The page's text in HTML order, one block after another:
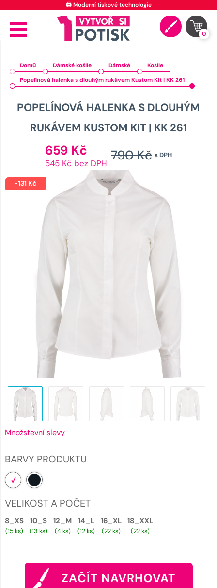
🖨️ Moderní tiskové technologie
0
Domů Dámské košile Dámské
Košile
Popelínová halenka s dlouhým rukávem Kustom Kit | KK 261
POPELÍNOVÁ HALENKA S DLOUHÝM
RUKÁVEM KUSTOM KIT | KK 261
s DPH
790Kč
790 Kč.
659 Kč cena
je:
659 Kč.
545 Kč bez DPH
-131 Kč
Množstevní slevy
BARVY PRODUKTU
VELIKOST A POČET
8_XS
(15 ks)
10_S
(13 ks)
12_M
(4 ks)
14_L
(12 ks)
16_XL
(22 ks)
18_XXL
(22 ks)
ZAČÍT NAVRHOVAT